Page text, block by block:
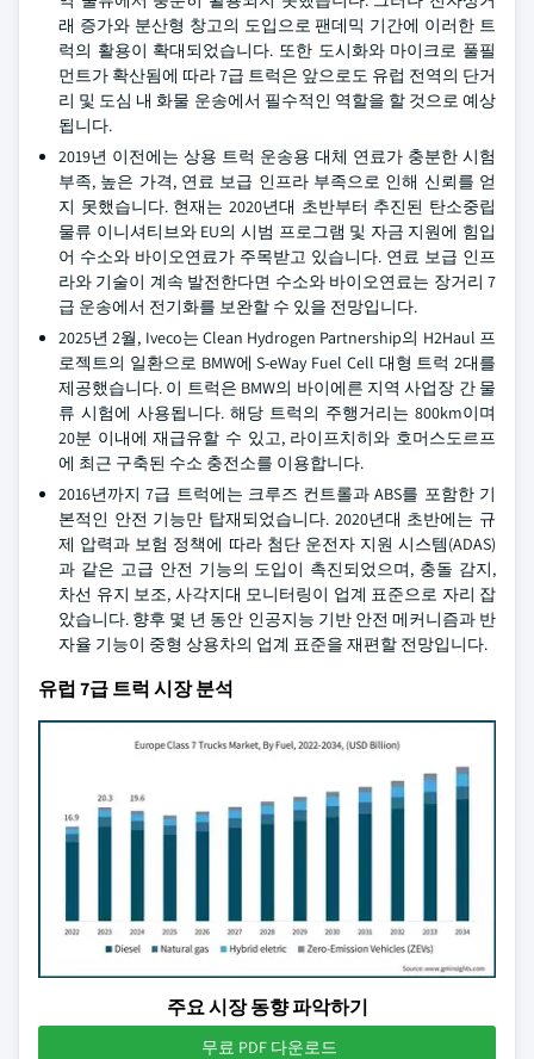
래 증가와 분산형 창고의 도입으로 팬데믹 기간에 이러한 트
럭의 활용이 확대되었습니다. 또한 도시화와 마이크로 풀필
먼트가 확산됨에 따라 7급 트럭은 앞으로도 유럽 전역의 단거
리 및 도심 내 화물 운송에서 필수적인 역할을 할 것으로 예상
됩니다.
2019년 이전에는 상용 트럭 운송용 대체 연료가 충분한 시험
부족, 높은 가격, 연료 보급 인프라 부족으로 인해 신뢰를 얻
지 못했습니다. 현재는 2020년대 초반부터 추진된 탄소중립
물류 이니셔티브와 EU의 시범 프로그램 및 자금 지원에 힘입
어 수소와 바이오연료가 주목받고 있습니다. 연료 보급 인프
라와 기술이 계속 발전한다면 수소와 바이오연료는 장거리 7
급 운송에서 전기화를 보완할 수 있을 전망입니다.
2025년 2월, Iveco는 Clean Hydrogen Partnership의 H2Haul 프
로젝트의 일환으로 BMW에 S-eWay Fuel Cell 대형 트럭 2대를
제공했습니다. 이 트럭은 BMW의 바이에른 지역 사업장 간 물
류 시험에 사용됩니다. 해당 트럭의 주행거리는 800km이며
20분 이내에 재급유할 수 있고, 라이프치히와 호머스도르프
에 최근 구축된 수소 충전소를 이용합니다.
2016년까지 7급 트럭에는 크루즈 컨트롤과 ABS를 포함한 기
본적인 안전 기능만 탑재되었습니다. 2020년대 초반에는 규
제 압력과 보험 정책에 따라 첨단 운전자 지원 시스템(ADAS)
과 같은 고급 안전 기능의 도입이 촉진되었으며, 충돌 감지,
차선 유지 보조, 사각지대 모니터링이 업계 표준으로 자리 잡
았습니다. 향후 몇 년 동안 인공지능 기반 안전 메커니즘과 반
자율 기능이 중형 상용차의 업계 표준을 재편할 전망입니다.
유럽 7급 트럭 시장 분석
주요 시장 동향 파악하기
무료 PDF 다운로드